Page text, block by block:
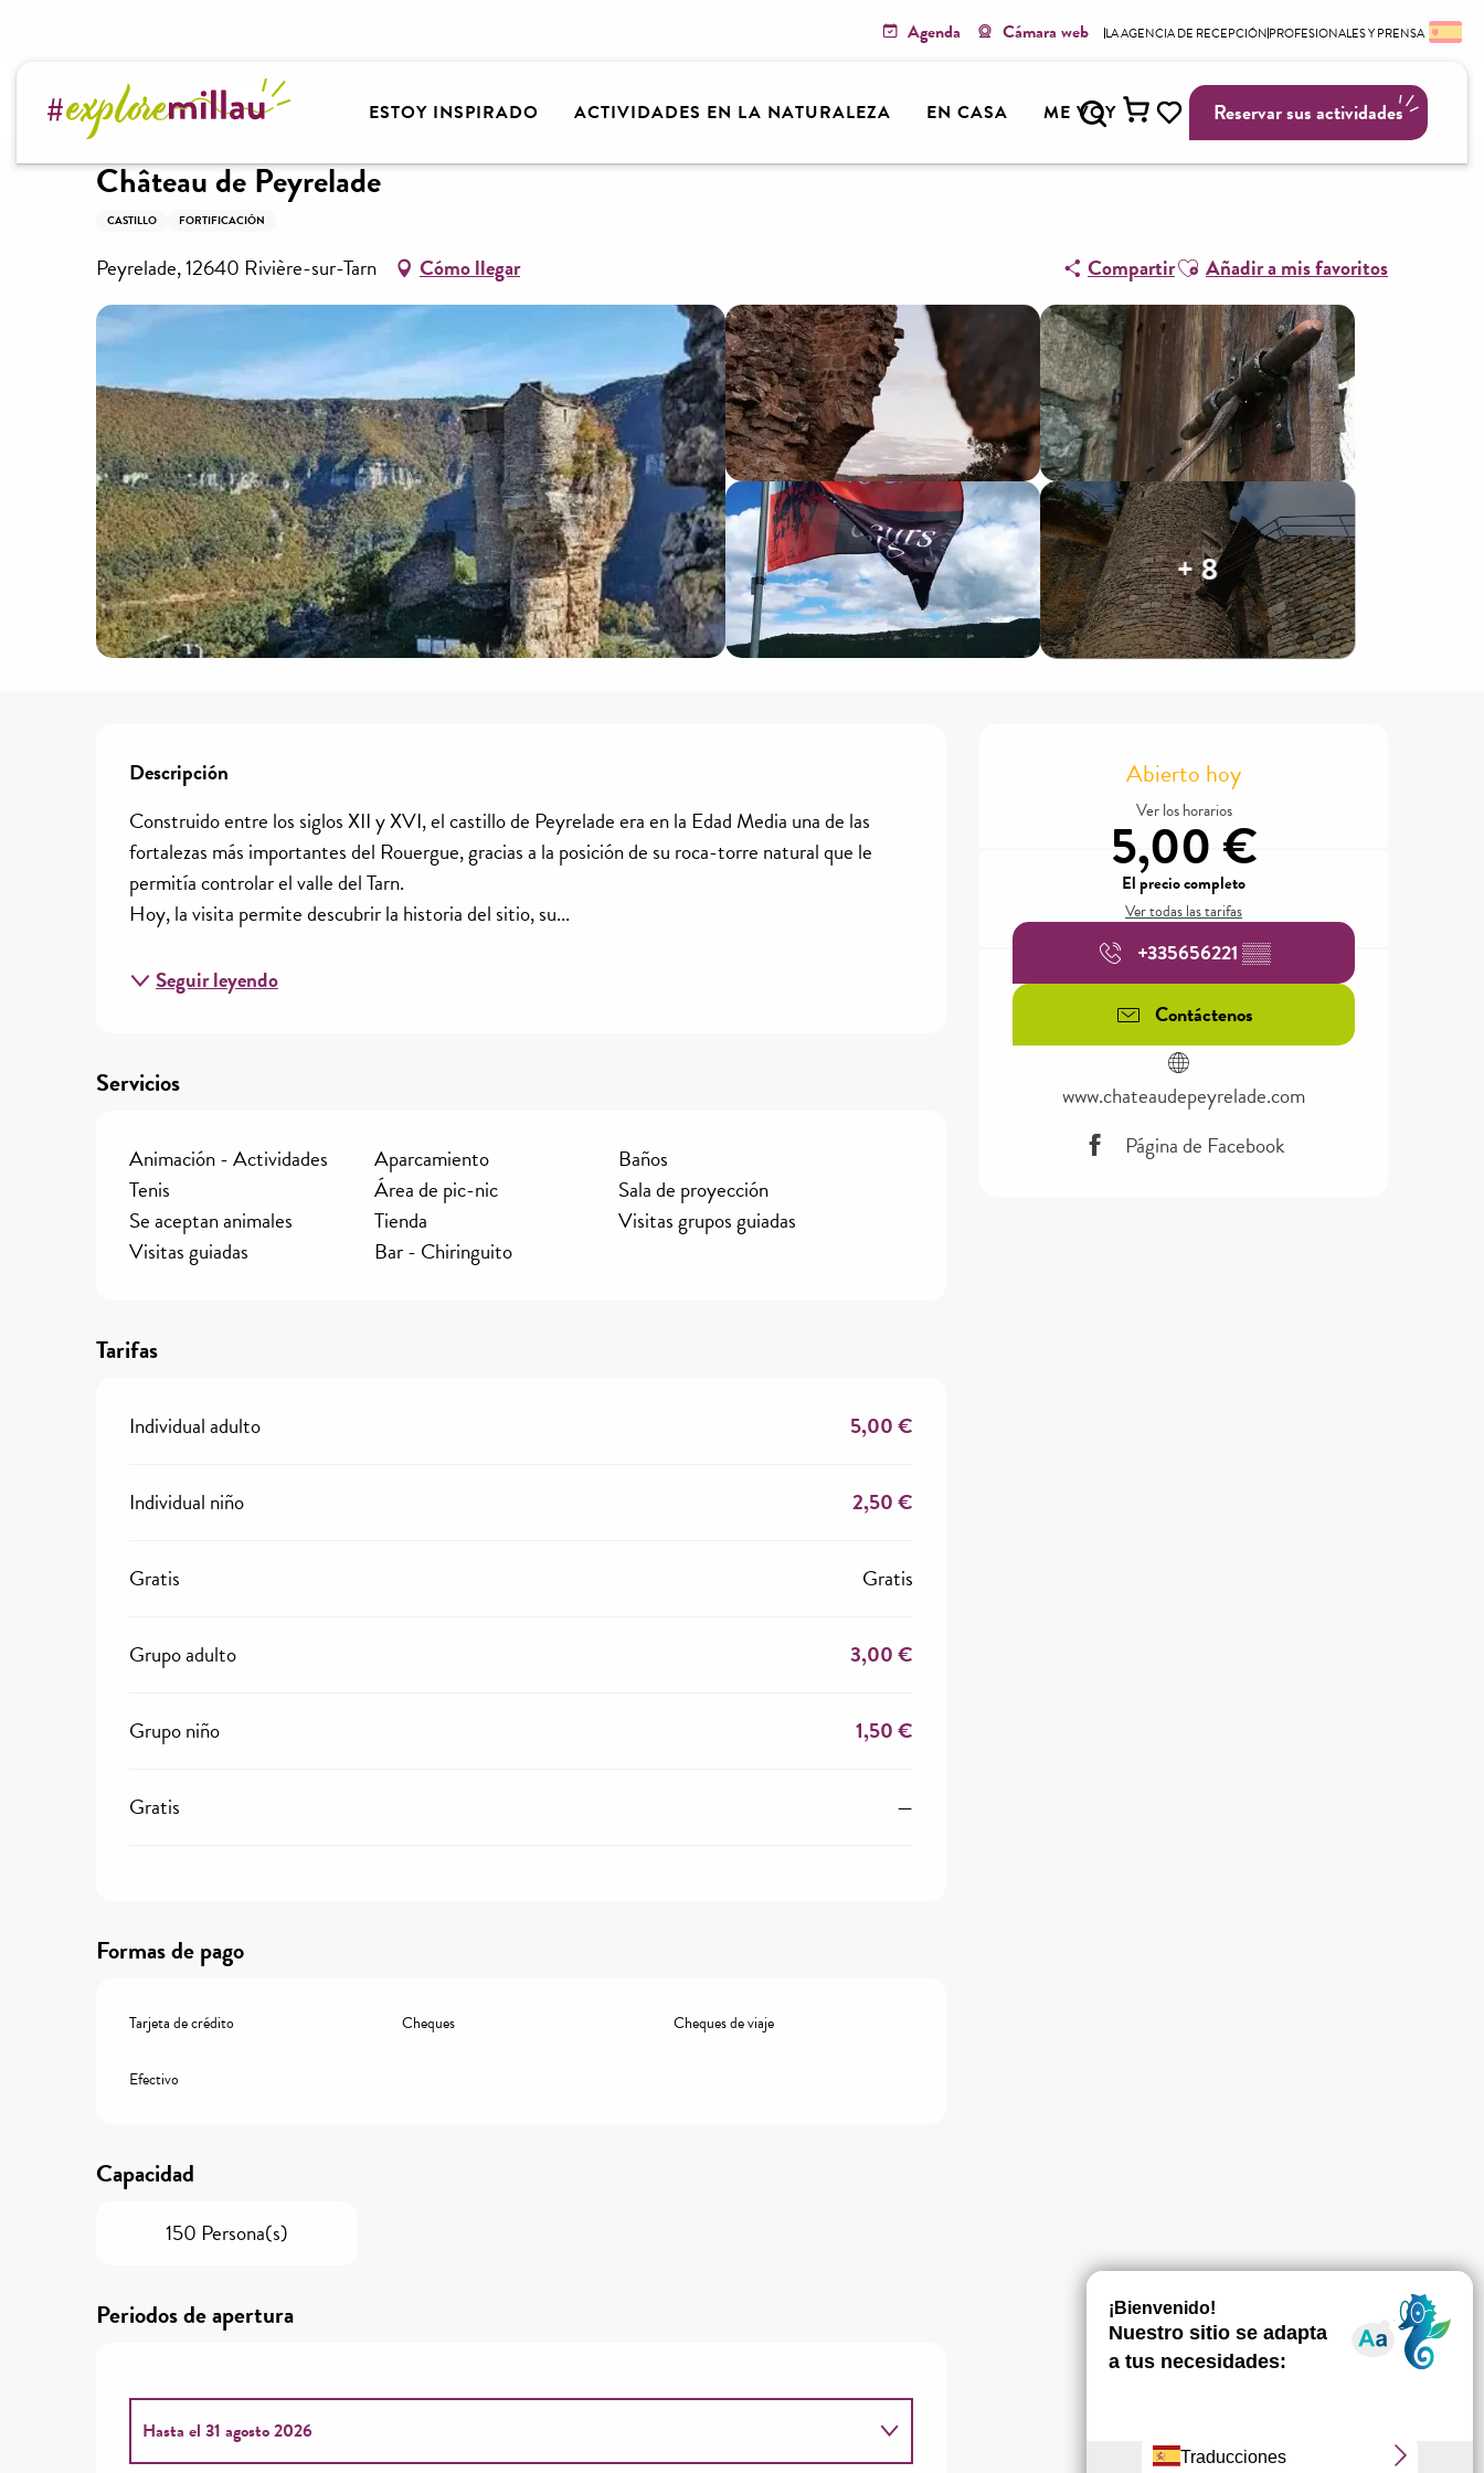
contenu
principal
Reservar sus actividades
Voir les favoris
Buscar
Agenda Cámara web LA AGENCIA DE RECEPCIÓNPROFESIONALES Y PRENSA
ESTOY INSPIRADO ACTIVIDADES EN LA NATURALEZA EN CASA ME VOY
Bienvenido a Millau Grands Causses – Gorges du Tarn
Château de Peyrelade
CASTILLO FORTIFICACIÓN
Peyrelade, 12640 Rivière-sur-Tarn Cómo llegar CompartirAjouter aux favoris
Añadir a mis favoritos
+ 8
Horarios y datos de contacto
Abierto hoy
Ver los horarios
5,00 €
El precio completo
Ver todas las tarifas
+335656221▒▒
Contáctenos
www.chateaudepeyrelade.com
Página de Facebook
Descripción
Descripción
Construido entre los siglos XII y XVI, el castillo de Peyrelade era en la Edad Media una de las
fortalezas más importantes del Rouergue, gracias a la posición de su roca-torre natural que le
permitía controlar el valle del Tarn.
Hoy, la visita permite descubrir la historia del sitio, su...
Seguir leyendo
Servicios
Animación - Actividades Aparcamiento
Baños
Tenis
Área de pic-nic
Sala de proyección
Se aceptan animales
Tienda
Visitas grupos guiadas
Visitas guiadas
Bar - Chiringuito
Tarifas
Individual adulto 5,00 €
Individual niño 2,50 €
Gratis Gratis
Grupo adulto 3,00 €
Grupo niño 1,50 €
Gratis —
Formas de pago
Tarjeta de crédito Cheques Cheques de viaje
Efectivo
Capacidad
150 Persona(s)
Periodos de apertura
Hasta el 31 agosto 2026